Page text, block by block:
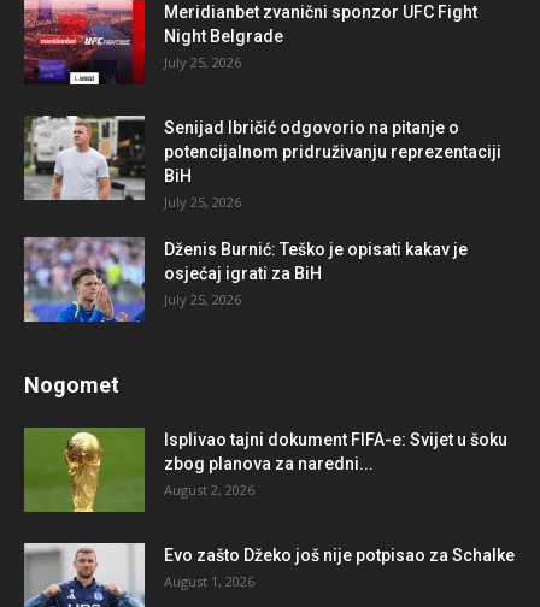
Meridianbet zvanični sponzor UFC Fight
Night Belgrade
July 25, 2026
Senijad Ibričić odgovorio na pitanje o
potencijalnom pridruživanju reprezentaciji
BiH
July 25, 2026
Dženis Burnić: Teško je opisati kakav je
osjećaj igrati za BiH
July 25, 2026
Nogomet
Isplivao tajni dokument FIFA-e: Svijet u šoku
zbog planova za naredni...
August 2, 2026
Evo zašto Džeko još nije potpisao za Schalke
August 1, 2026